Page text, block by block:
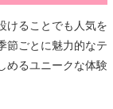
けることでも人気を
節ごとに魅力的なテ
めるユニークな体験